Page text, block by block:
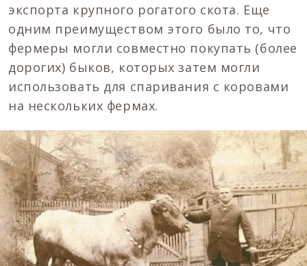
экспорта крупного рогатого скота. Еще
одним преимуществом этого было то, что
фермеры могли совместно покупать (более
дорогих) быков, которых затем могли
использовать для спаривания с коровами
на нескольких фермах.